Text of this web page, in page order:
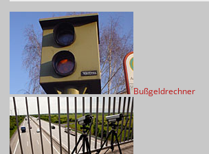
Bußgeldrechner